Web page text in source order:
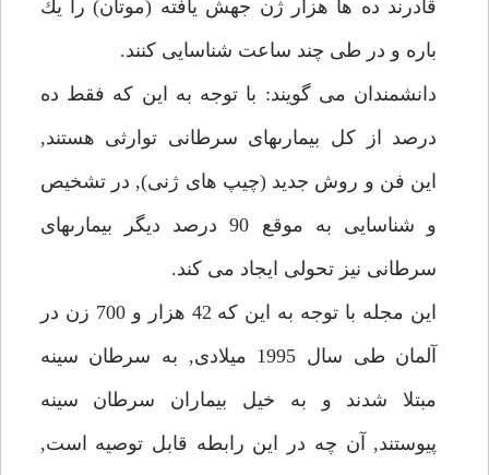
قادرند ده ها هزار ژن جهش يافته (موتان) را يك
باره و در طى چند ساعت شناسايى كنند.
دانشمندان مى گويند: با توجه به اين كه فقط ده
درصد از كل بيمارىهاى سرطانى توارثى هستند,
اين فن و روش جديد (چيپ هاى ژنى), در تشخيص
و شناسايى به موقع 90 درصد ديگر بيمارىهاى
سرطانى نيز تحولى ايجاد مى كند.
اين مجله با توجه به اين كه 42 هزار و 700 زن در
آلمان طى سال 1995 ميلادى, به سرطان سينه
مبتلا شدند و به خيل بيماران سرطان سينه
پيوستند, آن چه در اين رابطه قابل توصيه است,